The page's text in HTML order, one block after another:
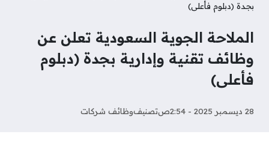
بجدة (دبلوم فأعلى)
الملاحة الجوية السعودية تعلن عن
وظائف تقنية وإدارية بجدة (دبلوم
فأعلى)
28 ديسمبر 2025 - 2:54ص تصنيفوظائف شركات